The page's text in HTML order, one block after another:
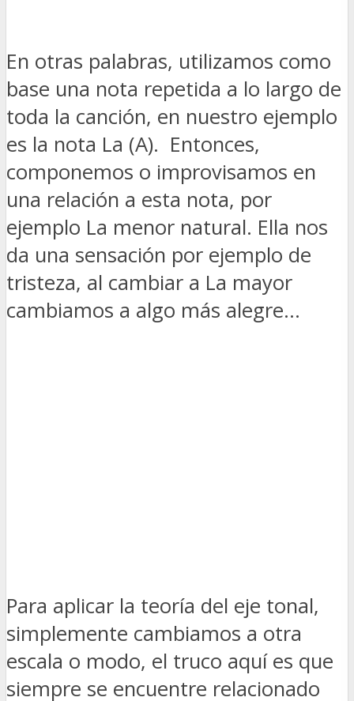
En otras palabras, utilizamos como
base una nota repetida a lo largo de
toda la canción, en nuestro ejemplo
es la nota La (A). Entonces,
componemos o improvisamos en
una relación a esta nota, por
ejemplo La menor natural. Ella nos
da una sensación por ejemplo de
tristeza, al cambiar a La mayor
cambiamos a algo más alegre…
Para aplicar la teoría del eje tonal,
simplemente cambiamos a otra
escala o modo, el truco aquí es que
siempre se encuentre relacionado